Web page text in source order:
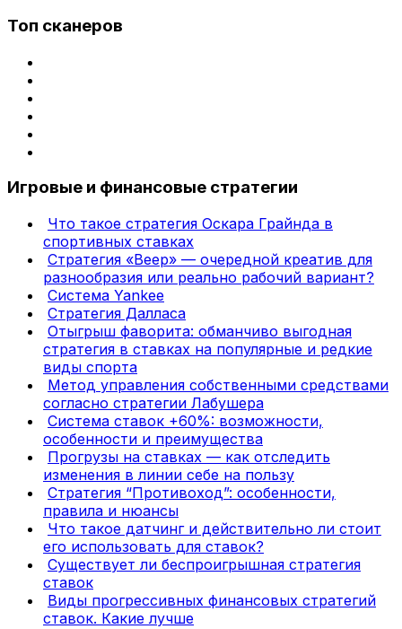
Топ сканеров
Игровые и финансовые стратегии
Что такое стратегия Оскара Грайнда в
спортивных ставках
Стратегия «Веер» — очередной креатив для
разнообразия или реально рабочий вариант?
Система Yankee
Стратегия Далласа
Отыгрыш фаворита: обманчиво выгодная
стратегия в ставках на популярные и редкие
виды спорта
Метод управления собственными средствами
согласно стратегии Лабушера
Система ставок +60%: возможности,
особенности и преимущества
Прогрузы на ставках — как отследить
изменения в линии себе на пользу
Стратегия “Противоход”: особенности,
правила и нюансы
Что такое датчинг и действительно ли стоит
его использовать для ставок?
Существует ли беспроигрышная стратегия
ставок
Виды прогрессивных финансовых стратегий
ставок. Какие лучше